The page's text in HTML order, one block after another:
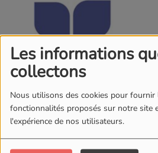
Les informations
collectons
Nous utilisons des cookies pour fournir
fonctionnalités proposés sur notre site
l'expérience de nos utilisateurs.